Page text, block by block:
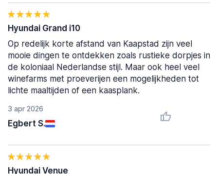
3 apr 2026
Egbert S.
Hyundai Grand i10
Op redelijk korte afstand van Kaapstad zijn veel
mooie dingen te ontdekken zoals rustieke dorpjes in
de koloniaal Nederlandse stijl. Maar ook heel veel
winefarms met proeverijen een mogelijkheden tot
lichte maaltijden of een kaasplank.
Hyundai Venue